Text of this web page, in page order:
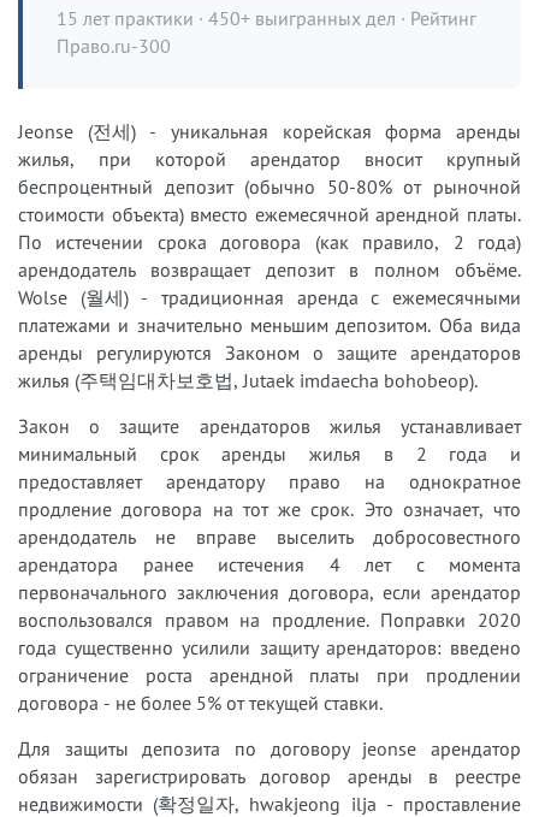
15 лет практики · 450+ выигранных дел · Рейтинг
Право.ru-300
Jeonse (전세) - уникальная корейская форма аренды
жилья, при которой арендатор вносит крупный
беспроцентный депозит (обычно 50-80% от рыночной
стоимости объекта) вместо ежемесячной арендной платы.
По истечении срока договора (как правило, 2 года)
арендодатель возвращает депозит в полном объёме.
Wolse (월세) - традиционная аренда с ежемесячными
платежами и значительно меньшим депозитом. Оба вида
аренды регулируются Законом о защите арендаторов
жилья (주택임대차보호법, Jutaek imdaecha bohobeop).
Закон о защите арендаторов жилья устанавливает
минимальный срок аренды жилья в 2 года и
предоставляет арендатору право на однократное
продление договора на тот же срок. Это означает, что
арендодатель не вправе выселить добросовестного
арендатора ранее истечения 4 лет с момента
первоначального заключения договора, если арендатор
воспользовался правом на продление. Поправки 2020
года существенно усилили защиту арендаторов: введено
ограничение роста арендной платы при продлении
договора - не более 5% от текущей ставки.
Для защиты депозита по договору jeonse арендатор
обязан зарегистрировать договор аренды в реестре
недвижимости (확정일자, hwakjeong ilja - проставление